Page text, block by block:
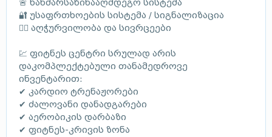
🚨 ხანძარსაწინააღმდეგო სისტემა
🔐 უსაფრთხოების სისტემა / სიგნალიზაცია
🏋️‍♂️ აღჭურვილობა და სივრცეები
💹 ფიტნეს ცენტრი სრულად არის
დაკომპლექტებული თანამედროვე
ინვენტარით:
✔ კარდიო ტრენაჟორები
✔ ძალოვანი დანადგარები
✔ აერობიკის დარბაზი
✔ ფიტნეს-კრივის ზონა